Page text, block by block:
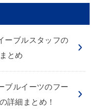
ーブルスタッフの
とめ
ブルイーツのフー
詳細まとめ！